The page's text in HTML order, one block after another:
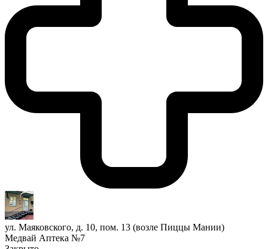
ул. Маяковского, д. 10, пом. 13 (возле Пиццы Мании)
Медвай Аптека №7